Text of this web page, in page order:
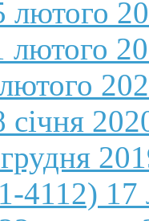
4112) 17